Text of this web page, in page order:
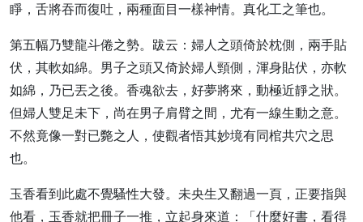
睜，舌將吞而復吐，兩種面目一樣神情。真化工之筆也。
第五幅乃雙龍斗倦之勢。 跋云：婦人之頭倚於枕側，兩手貼
伏，其軟如綿。男子之頭又倚於婦人頸側，渾身貼伏，亦軟
如綿，乃已丟之後。香魂欲去，好夢將來，動極近靜之狀。
但婦人雙足未下，尚在男子肩臂之間，尤有一線生動之意。
不然竟像一對已斃之人，使觀者悟其妙境有同棺共穴之思
也。
玉香看到此處不覺騷性大發。未央生又翻過一頁，正要指與
他看，玉香就把冊子一推，立起身來道：「什麼好書，看得